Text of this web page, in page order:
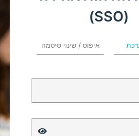
(SSO)
איפוס / שינוי סיסמה